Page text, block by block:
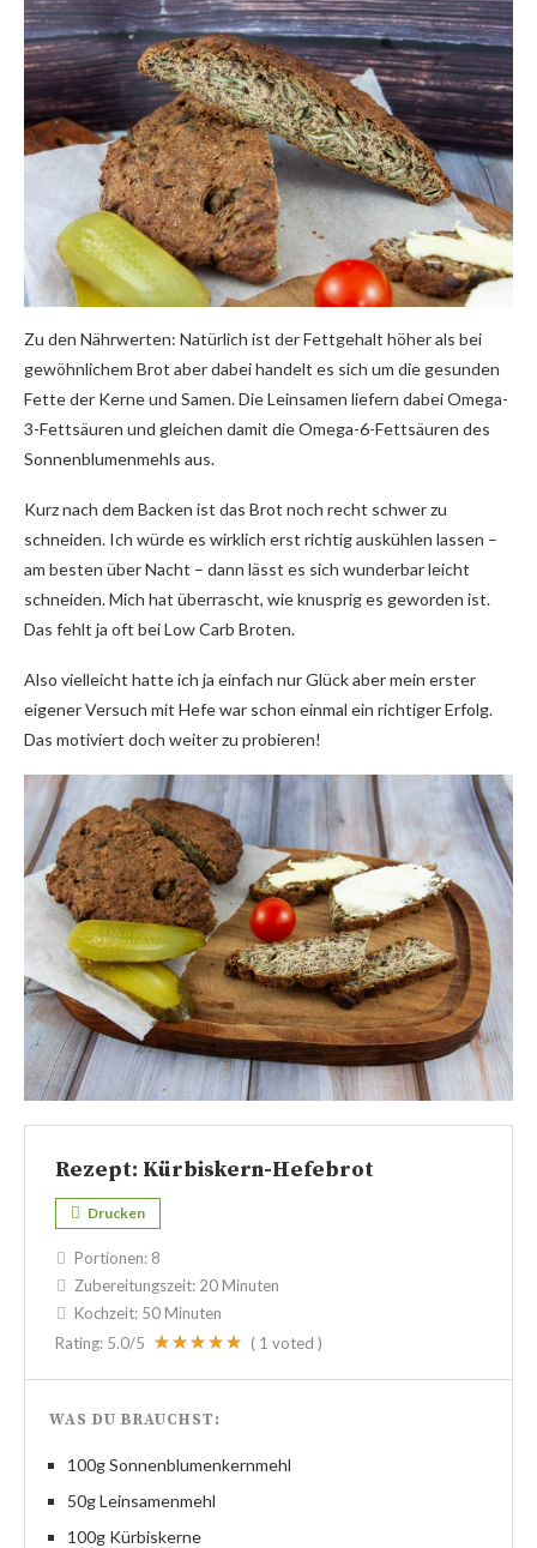
Zu den Nährwerten: Natürlich ist der Fettgehalt höher als bei
gewöhnlichem Brot aber dabei handelt es sich um die gesunden
Fette der Kerne und Samen. Die Leinsamen liefern dabei Omega-
3-Fettsäuren und gleichen damit die Omega-6-Fettsäuren des
Sonnenblumenmehls aus.
Kurz nach dem Backen ist das Brot noch recht schwer zu
schneiden. Ich würde es wirklich erst richtig auskühlen lassen –
am besten über Nacht – dann lässt es sich wunderbar leicht
schneiden. Mich hat überrascht, wie knusprig es geworden ist.
Das fehlt ja oft bei Low Carb Broten.
Also vielleicht hatte ich ja einfach nur Glück aber mein erster
eigener Versuch mit Hefe war schon einmal ein richtiger Erfolg.
Das motiviert doch weiter zu probieren!
Rezept: Kürbiskern-Hefebrot
Drucken
Portionen: 8
Zubereitungszeit: 20 Minuten
Kochzeit: 50 Minuten
Rating: 5.0/5 ( 1 voted )
WAS DU BRAUCHST:
100g Sonnenblumenkernmehl
50g Leinsamenmehl
100g Kürbiskerne